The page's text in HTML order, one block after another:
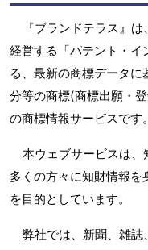
『ブランドテラス』
経営する「パテント・イ
る、最新の商標データ
分等の商標(商標出願・
の商標情報サービスです。
本ウェブサービスは、
多くの方々に知財情報を
を目的としています。
弊社では、新聞、雑